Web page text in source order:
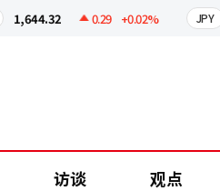
1,644.32 0.29 +0.02% JPY
访谈 观点